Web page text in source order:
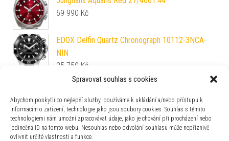
Spravovat souhlas s cookies
Abychom poskytli co nejlepší služby, používáme k ukládání a/nebo přístupu k
informacím o zařízení, technologie jako jsou soubory cookies. Souhlas s těmito
technologiemi nám umožní zpracovávat údaje, jako je chování při procházení nebo
jedinečná ID na tomto webu. Nesouhlas nebo odvolání souhlasu může nepříznivě
ovlivnit určité vlastnosti a funkce.
69 990 Kč
EDOX Delfin Quartz Chronograph 10112-3NCA-
NIN
25 750 Kč
Náramek Orient PDEGH0Z (pro model FAA02)
2 290
Kč
Aviator XPRO DIVE BREATHER 300 AUTO
V.1.43.0.370.6